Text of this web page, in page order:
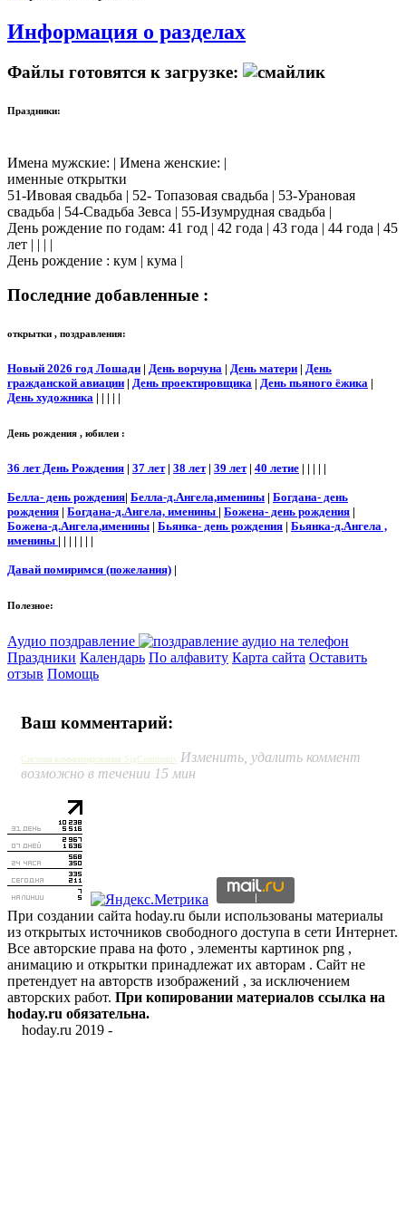
Информация о разделах
Файлы готовятся к загрузке:
Праздники:
Имена мужские: | Имена женские: |
именные открытки
51-Ивовая свадьба | 52- Топазовая свадьба | 53-Урановая
свадьба | 54-Свадьба Зевса | 55-Изумрудная свадьба |
День рождение по годам: 41 год | 42 года | 43 года | 44 года | 45
лет | | | |
День рождение : кум | кума |
Последние добавленные :
открытки , поздравления:
Новый 2026 год Лошади | День ворчуна | День матери | День
гражданской авиации | День проектировщика | День пьяного ёжика |
День художника | | | | |
День рождения , юбилеи :
36 лет День Рождения | 37 лет| 38 лет| 39 лет| 40 летие | | | | |
Белла- день рождения| Белла-д.Ангела,именины | Богдана- день
рождения | Богдана-д.Ангела, именины | Божена- день рождения |
Божена-д.Ангела,именины | Бьянка- день рождения | Бьянка-д.Ангела ,
именины | | | | | | |
Давай помиримся (пожелания) |
Полезное:
Аудио поздравление
Праздники Календарь По алфавиту Карта сайта Оставить
отзыв Помощь
Ваш комментарий:
Система комментирования SigComments Изменить, удалить коммент
возможно в течении 15 мин
При создании сайта hoday.ru были использованы материалы
из открытых источников свободного доступа в сети Интернет.
Все авторские права на фото , элементы картинок png ,
анимацию и открытки принадлежат их авторам . Сайт не
претендует на авторств изображений , за исключением
авторских работ. При копировании материалов ссылка на
hoday.ru обязательна.
hoday.ru 2019 -